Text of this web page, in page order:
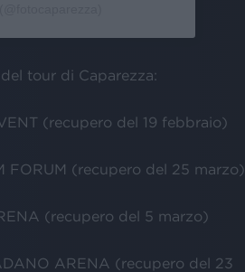
tour di Caparezza:
(recupero del 19 febbraio)
FORUM (recupero del 25 marzo)
(recupero del 5 marzo)
ARENA (recupero del 23